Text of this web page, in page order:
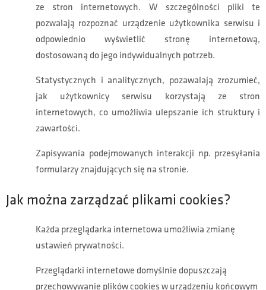
ze stron internetowych. W szczególności pliki te
pozwalają rozpoznać urządzenie użytkownika serwisu i
odpowiednio wyświetlić stronę internetową,
dostosowaną do jego indywidualnych potrzeb.
Statystycznych i analitycznych, pozawalają zrozumieć,
jak użytkownicy serwisu korzystają ze stron
internetowych, co umożliwia ulepszanie ich struktury i
zawartości.
Zapisywania podejmowanych interakcji np. przesyłania
formularzy znajdujących się na stronie.
Jak można zarządzać plikami cookies?
Każda przeglądarka internetowa umożliwia zmianę
ustawień prywatności.
Przeglądarki internetowe domyślnie dopuszczają
przechowywanie plików cookies w urządzeniu końcowym